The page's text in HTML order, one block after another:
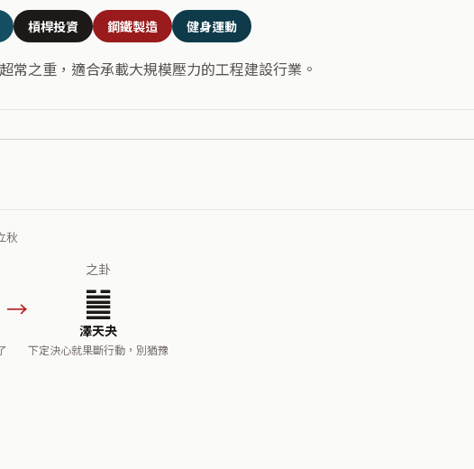
槓桿投資 鋼鐵製造 健身運動
常之重，適合承載大規模壓力的工程建設行業。
秋
→
之卦
䷪
澤天夬
下定決心就果斷行動，別猶豫